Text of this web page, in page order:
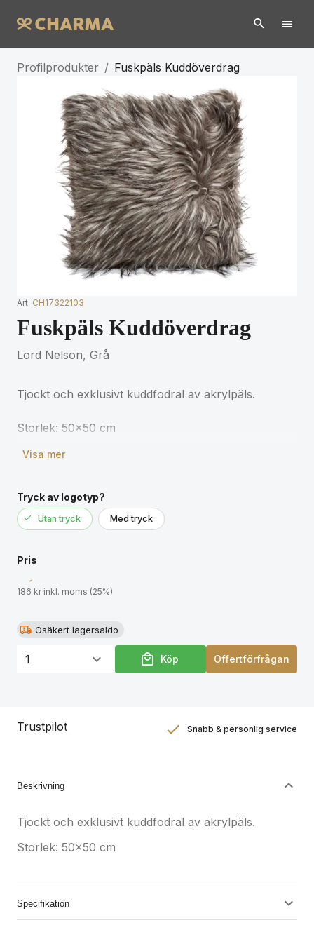
Profilprodukter / Fuskpäls Kuddöverdrag
Art: CH17322103
Fuskpäls Kuddöverdrag
Lord Nelson, Grå
Tjockt och exklusivt kuddfodral av akrylpäls.
Visa mer
Tryck av logotyp?
Utan tryck Med tryck
Pris
186 kr inkl. moms (25%)
Osäkert lagersaldo
Köp Offertförfrågan
Trustpilot Snabb & personlig service
Beskrivning
Tjockt och exklusivt kuddfodral av akrylpäls.
Storlek: 50x50 cm
Specifikation